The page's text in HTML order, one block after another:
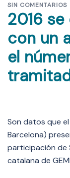
SIN COMENTARIOS
2016
con un
el
Son datos que
Barcelona)
participación de
catalana de